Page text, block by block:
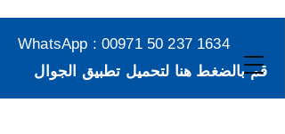
WhatsApp : 00971 50 237 1634
قم بالضغط هنا لتحميل تطبيق الجوال